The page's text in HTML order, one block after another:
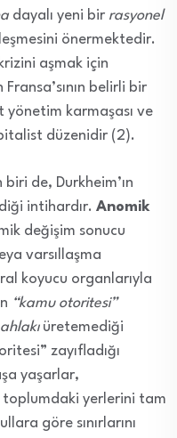
dayalı yeni bir rasyonel
önermektedir.
aşmak için
belirli bir
yönetim karmaşası ve
düzenidir (2).
de, Durkheim’ın
intihardır. Anomik
değişim sonucu
varsıllaşma
koyucu organlarıyla
“kamu otoritesi”
üretemediği
zayıfladığı
yaşarlar,
toplumdaki yerlerini tam
göre sınırlarını